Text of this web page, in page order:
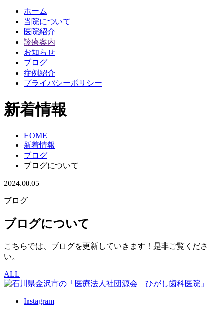
ホーム
当院について
医院紹介
診療案内
お知らせ
ブログ
症例紹介
プライバシーポリシー
新着情報
HOME
新着情報
ブログ
ブログについて
2024.08.05
ブログ
ブログについて
こちらでは、ブログを更新していきます！是非ご覧くださ
い。
ALL
Instagram